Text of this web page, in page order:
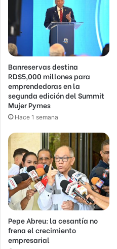
Banreservas destina
RD$5,000 millones para
emprendedoras en la
segunda edición del Summit
Mujer Pymes
Hace 1 semana
Pepe Abreu: la cesantía no
frena el crecimiento
empresarial